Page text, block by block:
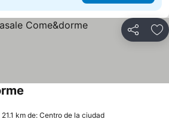
Compartir
21.1 km de: Centro de la ciudad